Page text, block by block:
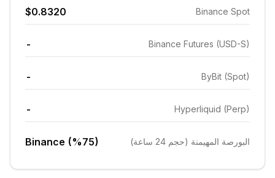
Binance Spot
$0.8320
Binance Futures (USD-S)
-
ByBit (Spot)
-
Hyperliquid (Perp)
-
البورصة المهيمنة (حجم 24 ساعة) Binance (%75)